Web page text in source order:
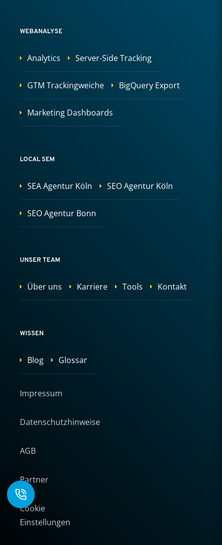
WEBANALYSE
Analytics Server-Side Tracking
GTM Trackingweiche BigQuery Export
Marketing Dashboards
LOCAL SEM
SEA Agentur Köln SEO Agentur Köln
SEO Agentur Bonn
UNSER TEAM
Über uns Karriere Tools Kontakt
WISSEN
Blog Glossar
Impressum
Datenschutzhinweise
AGB
Partner
Cookie
Einstellungen